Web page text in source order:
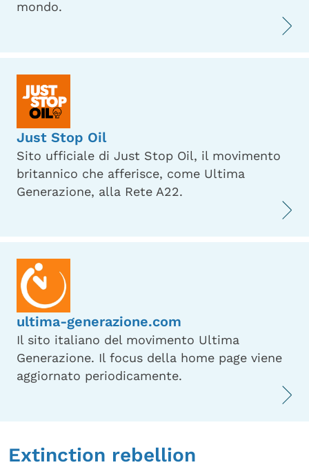
mondo.
Just Stop Oil
Sito ufficiale di Just Stop Oil, il movimento
britannico che afferisce, come Ultima
Generazione, alla Rete A22.
ultima-generazione.com
Il sito italiano del movimento Ultima
Generazione. Il focus della home page viene
aggiornato periodicamente.
Extinction rebellion